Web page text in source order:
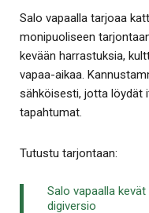
Salo vapaalla tarjoaa
monipuoliseen
kevään harrastuksia,
vapaa-aikaa.
sähköisesti, jotta löydät
tapahtumat.
Tutustu tarjontaan:
Salo vapaalla
digiversio